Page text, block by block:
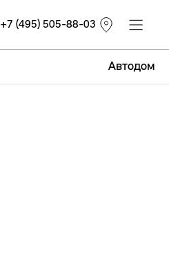
Автодом
+7 (495) 505-88-03